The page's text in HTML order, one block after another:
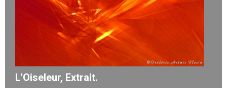
L'Oiseleur, Extrait.